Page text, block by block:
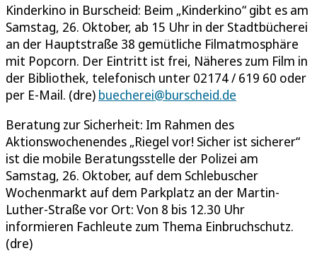
Kinderkino in Burscheid: Beim „Kinderkino“ gibt es am
Samstag, 26. Oktober, ab 15 Uhr in der Stadtbücherei
an der Hauptstraße 38 gemütliche Filmatmosphäre
mit Popcorn. Der Eintritt ist frei, Näheres zum Film in
der Bibliothek, telefonisch unter 02174 / 619 60 oder
per E-Mail. (dre) buecherei@burscheid.de
Beratung zur Sicherheit: Im Rahmen des
Aktionswochenendes „Riegel vor! Sicher ist sicherer“
ist die mobile Beratungsstelle der Polizei am
Samstag, 26. Oktober, auf dem Schlebuscher
Wochenmarkt auf dem Parkplatz an der Martin-
Luther-Straße vor Ort: Von 8 bis 12.30 Uhr
informieren Fachleute zum Thema Einbruchschutz.
(dre)